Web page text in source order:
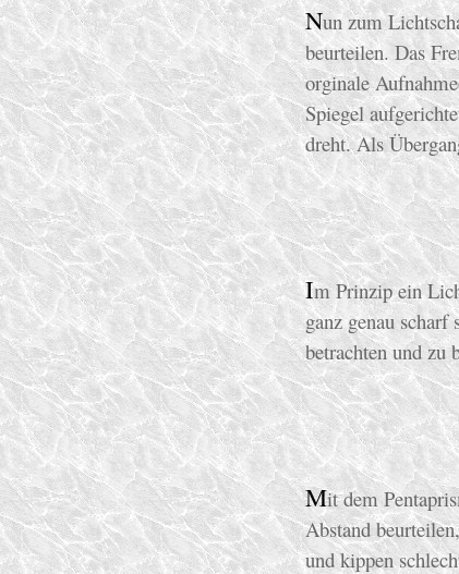
Nun zum
beurteilen. Das
orginale
Spiegel
dreht. Als
Im Prinzip ein
ganz genau
betrachten und zu
Mit dem
Abstand
und kippen